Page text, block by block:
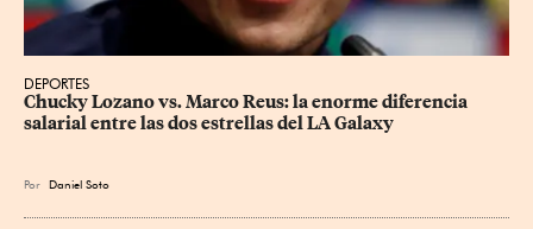
DEPORTES
Chucky Lozano vs. Marco Reus: la enorme diferencia
salarial entre las dos estrellas del LA Galaxy
Por Daniel Soto